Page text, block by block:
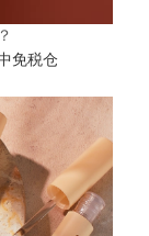
免税仓